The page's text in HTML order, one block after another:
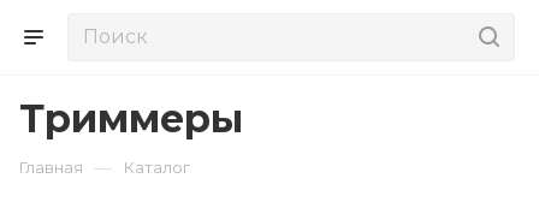
Триммеры
Главная — Каталог